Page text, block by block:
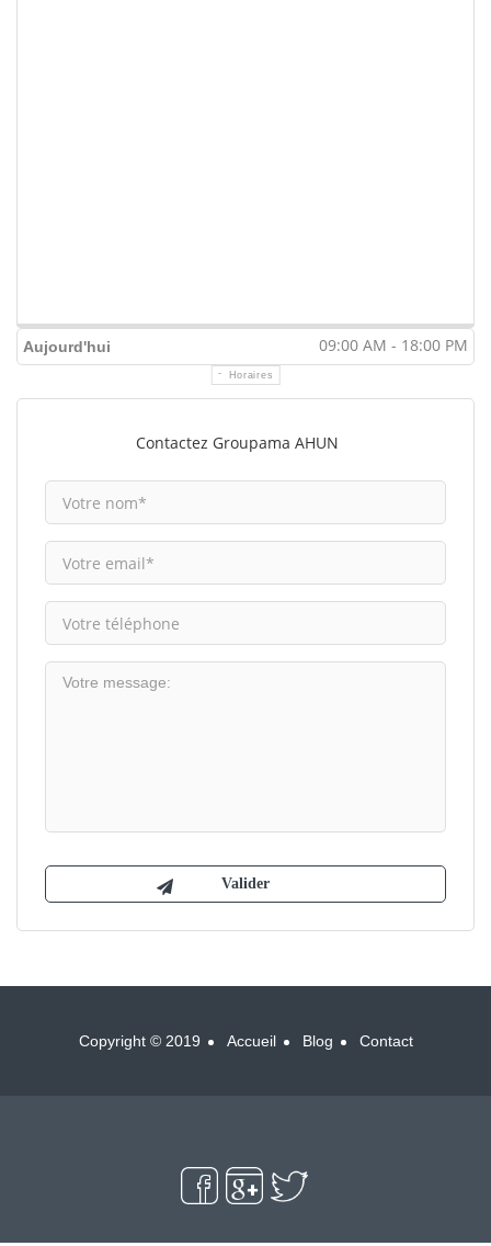
Aujourd'hui 09:00 AM - 18:00 PM
Horaires
Contactez Groupama AHUN
Copyright © 2019 Accueil Blog Contact